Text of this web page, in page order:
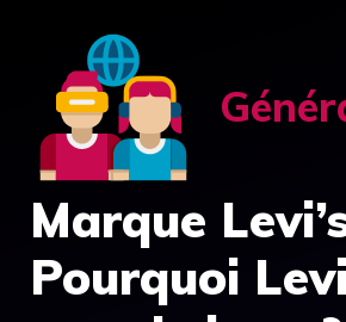
contenu
Marque
Pourquoi